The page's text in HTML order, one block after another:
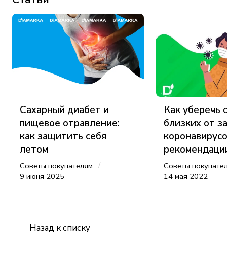
Сахарный диабет и
пищевое отравление:
как защитить себя
летом
Советы покупателям /
9 июня 2025
Как уберечь
близких от
Советы
14 мая 2022
Назад к списку